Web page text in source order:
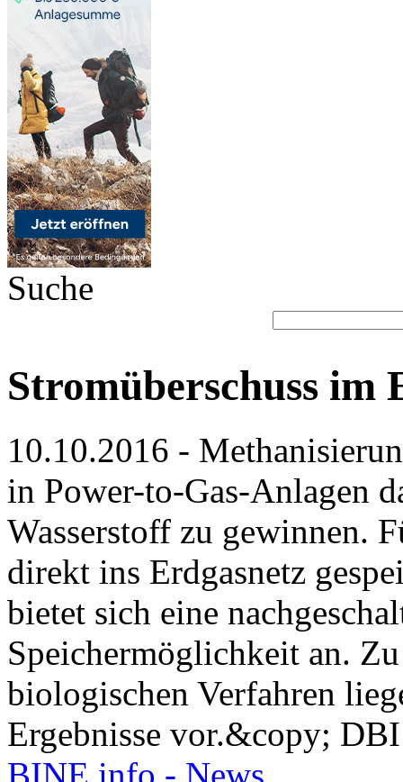
Suche
Stromüberschuss im
10.10.2016 -
in Power-to-Gas-Anlagen
Wasserstoff zu gewinnen.
direkt ins Erdgasnetz
bietet sich eine
Speichermöglichkeit an.
biologischen Verfahren
Ergebnisse vor.&copy;
BINE.info - News